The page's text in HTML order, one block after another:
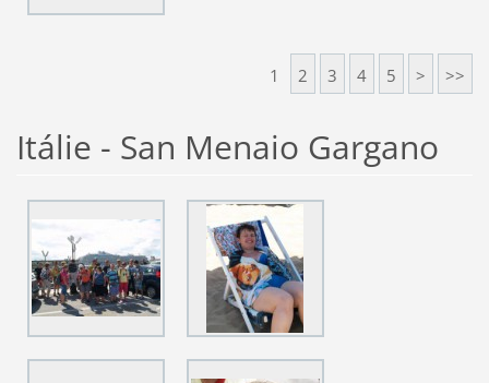
1 2 3 4 5 > >>
Itálie - San Menaio Gargano